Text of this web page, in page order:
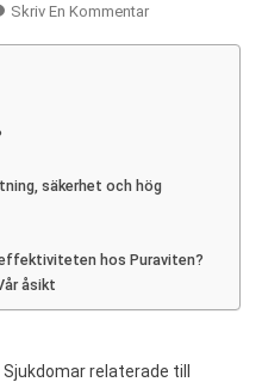
Skriv En KommentarOn
Leder
Ben
säkerhet och hög
hos Puraviten?
åsikt
Sjukdomar relaterade till